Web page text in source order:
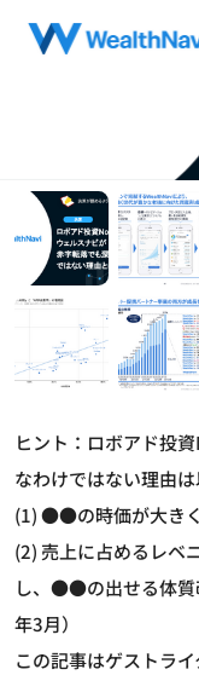
ヒント：ロボアド投
なわけではない理由は
(1) ●●の時価が大き
(2) 売上に占めるレベ
し、●●の出せる体質
年3月）
この記事はゲストライ